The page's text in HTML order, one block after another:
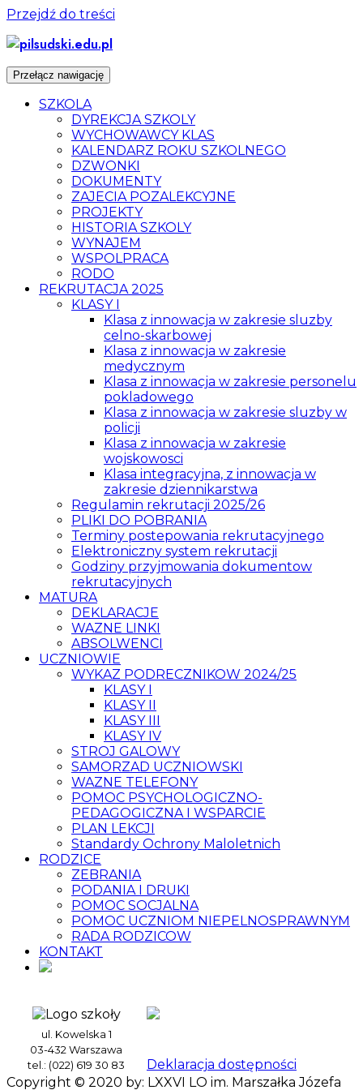
Przejdź do treści
Przełącz nawigację
SZKOLA
DYREKCJA SZKOLY
WYCHOWAWCY KLAS
KALENDARZ ROKU SZKOLNEGO
DZWONKI
DOKUMENTY
ZAJECIA POZALEKCYJNE
PROJEKTY
HISTORIA SZKOLY
WYNAJEM
WSPOLPRACA
RODO
REKRUTACJA 2025
KLASY I
Klasa z innowacja w zakresie sluzby
celno-skarbowej
Klasa z innowacja w zakresie
medycznym
Klasa z innowacja w zakresie personelu
pokladowego
Klasa z innowacja w zakresie sluzby w
policji
Klasa z innowacja w zakresie
wojskowosci
Klasa integracyjna, z innowacja w
zakresie dziennikarstwa
Regulamin rekrutacji 2025/26
PLIKI DO POBRANIA
Terminy postepowania rekrutacyjnego
Elektroniczny system rekrutacji
Godziny przyjmowania dokumentow
rekrutacyjnych
MATURA
DEKLARACJE
WAZNE LINKI
ABSOLWENCI
UCZNIOWIE
WYKAZ PODRECZNIKOW 2024/25
KLASY I
KLASY II
KLASY III
KLASY IV
STROJ GALOWY
SAMORZAD UCZNIOWSKI
WAZNE TELEFONY
POMOC PSYCHOLOGICZNO-
PEDAGOGICZNA I WSPARCIE
PLAN LEKCJI
Standardy Ochrony Maloletnich
RODZICE
ZEBRANIA
PODANIA I DRUKI
POMOC SOCJALNA
POMOC UCZNIOM NIEPELNOSPRAWNYM
RADA RODZICOW
KONTAKT
ul. Kowelska 1
03-432 Warszawa
tel.: (022) 619 30 83
Deklaracja dostępności
Copyright © 2020 by: LXXVI LO im. Marszałka Józefa